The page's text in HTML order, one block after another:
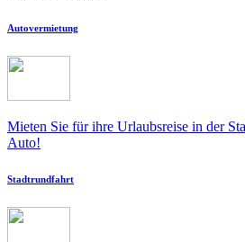
Autovermietung
Mieten Sie für ihre Urlaubsreise in der
Auto!
Stadtrundfahrt